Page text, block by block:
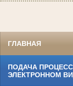
ГЛАВНАЯ
ПОДАЧА
ЭЛЕКТРОННОМ